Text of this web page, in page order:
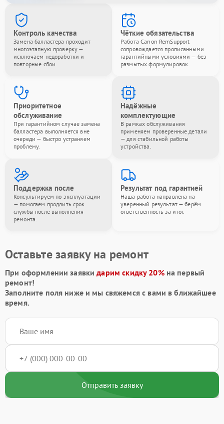
Контроль качества
Замена балластера проходит
многоэтапную проверку —
исключаем недоработки и
повторные сбои.
Чёткие обязательства
Работа Canon RemSupport
сопровождается прописанными
гарантийными условиями — без
размытых формулировок.
Приоритетное
обслуживание
При гарантийном случае замена
балластера выполняется вне
очереди — быстро устраняем
проблему.
Надёжные
комплектующие
В рамках обслуживания
применяем проверенные детали
— для стабильной работы
устройства.
Поддержка после
Консультируем по эксплуатации
— помогаем продлить срок
службы после выполнения
ремонта.
Результат под гарантией
Наша работа направлена на
уверенный результат — берём
ответственность за итог.
Оставьте заявку на ремонт
При оформлении заявкидарим скидку 20%на первый
ремонт!
Заполните поля ниже и мы свяжемся с вами в ближайшее
время.
Отправить заявку